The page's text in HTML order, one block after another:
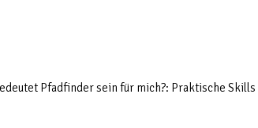
Pfadfinder sein für mich?: Praktische